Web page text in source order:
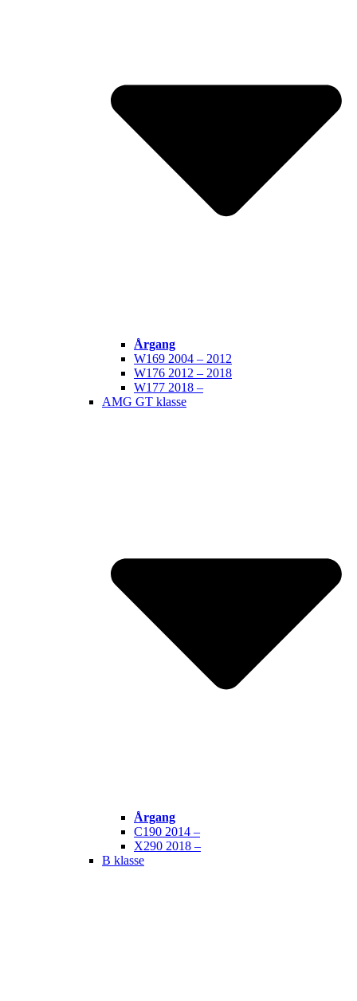
Årgang
W169 2004 – 2012
W176 2012 – 2018
W177 2018 –
AMG GT klasse
Årgang
C190 2014 –
X290 2018 –
B klasse